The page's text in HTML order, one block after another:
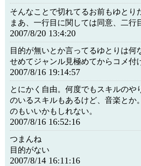
そんなことで切れてるお前もゆとり
まあ、一行目に関しては同意、二行
2007/8/20 13:4:20
目的が無いとか言ってるゆとりは何
せめてジャンル見極めてからコメ付
2007/8/16 19:14:57
とにかく自由。何度でもスキルの
のいるスキルもあるけど、音楽とか
のもいいかもしれない。
2007/8/16 16:52:16
つまんね
目的がない
2007/8/14 16:11:16